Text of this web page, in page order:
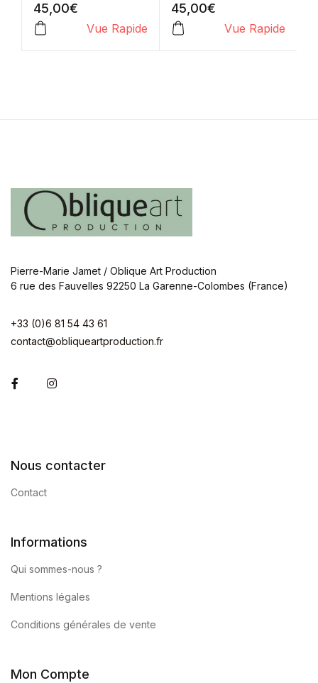
45,00€
Vue Rapide
45,00€
Vue Rapide
Pierre-Marie Jamet / Oblique Art Production
6 rue des Fauvelles 92250 La Garenne-Colombes (France)
+33 (0)6 81 54 43 61
contact@obliqueartproduction.fr
FacebookInstagram
Nous contacter
Contact
Informations
Qui sommes-nous ?
Mentions légales
Conditions générales de vente
Mon Compte